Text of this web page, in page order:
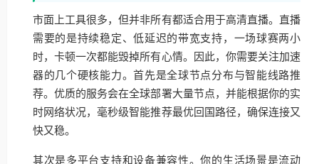
市面上工具很多，但并非所有都适合用于高清直播。直播
需要的是持续稳定、低延迟的带宽支持，一场球赛两小
时，卡顿一次都能毁掉所有心情。因此，你需要关注加速
器的几个硬核能力。首先是全球节点分布与智能线路推
荐。优质的服务会在全球部署大量节点，并能根据你的实
时网络状况，毫秒级智能推荐最优回国路径，确保连接又
快又稳。
其次是多平台支持和设备兼容性。你的生活场景是流动